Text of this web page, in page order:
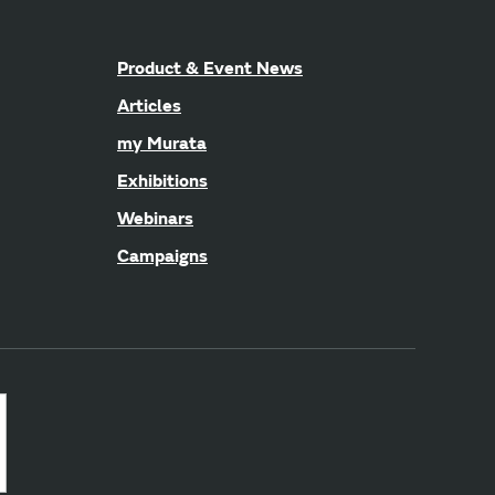
Product & Event News
Articles
my Murata
Exhibitions
Webinars
Campaigns